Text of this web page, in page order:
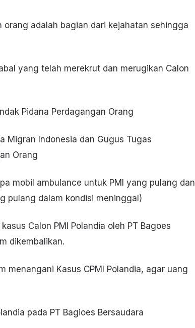
adalah bagian dari kejahatan sehingga
yang telah merekrut dan merugikan Calon
Pidana Perdagangan Orang
Migran Indonesia dan Gugus Tugas
Orang
mobil ambulance untuk PMI yang pulang dan
pulang dalam kondisi meninggal)
Calon PMI Polandia oleh PT Bagoes
dikembalikan.
menangani Kasus CPMI Polandia, agar uang
pada PT Bagioes Bersaudara